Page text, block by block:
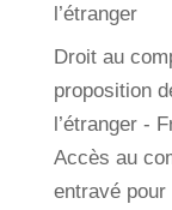
l’étranger
Droit au
proposition
l’étranger -
Accès au
entravé pour